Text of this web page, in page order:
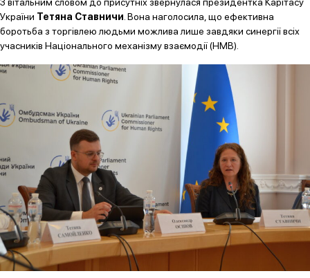
України Тетяна Ставничи . Вона наголосила, що ефективна
боротьба з торгівлею людьми можлива лише завдяки синергії всіх
учасників Національного механізму взаємодії (НМВ).